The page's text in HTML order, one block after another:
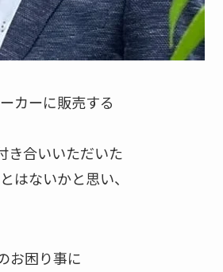
カーに販売する
き合いいただいた
はないかと思い、
お困り事に